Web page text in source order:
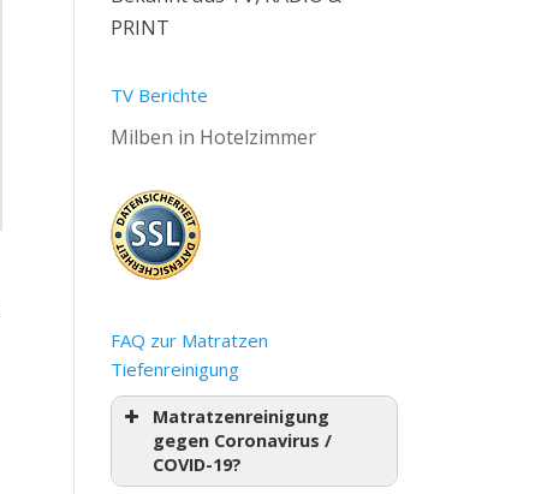
PRINT
TV Berichte
Milben in Hotelzimmer
FAQ zur Matratzen
Tiefenreinigung
Matratzenreinigung
gegen Coronavirus /
COVID-19?